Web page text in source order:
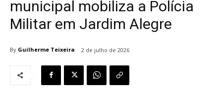
municipal mobiliza a Polícia
Militar em Jardim Alegre
By Guilherme Teixeira 2 de julho de 2026